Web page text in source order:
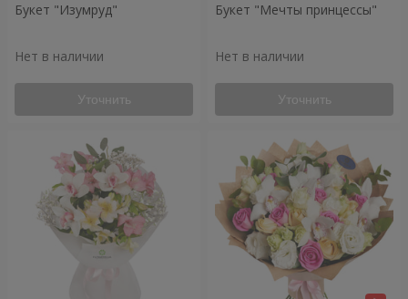
Букет "Изумруд"
Нет в наличии
Уточнить
Букет "Мечты принцессы"
Нет в наличии
Уточнить